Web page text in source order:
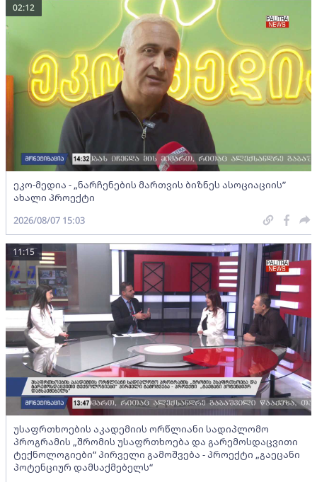
ეკო-მედია - „ნარჩენების მართვის ბიზნეს ასოციაციის”
ახალი პროექტი
02:12
2026/08/07 15:03
უსაფრთხოების აკადემიის ორწლიანი სადიპლომო
პროგრამის „შრომის უსაფრთხოება და გარემოსდაცვითი
ტექნოლოგიები“ პირველი გამოშვება - პროექტი „გაეცანი
პოტენციურ დამსაქმებელს“
11:15